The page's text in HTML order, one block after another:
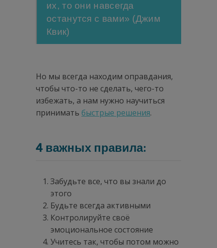
их, то они навсегда
останутся с вами» (Джим
Квик)
Но мы всегда находим оправдания,
чтобы что-то не сделать, чего-то
избежать, а нам нужно научиться
принимать быстрые решения.
4 важных правила:
Забудьте все, что вы знали до
этого
Будьте всегда активными
Контролируйте своё
эмоциональное состояние
Учитесь так, чтобы потом можно